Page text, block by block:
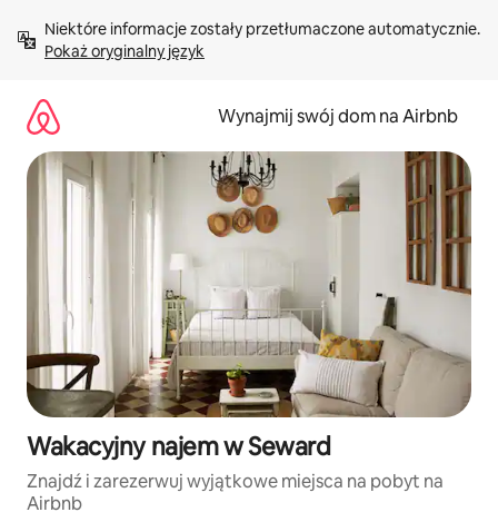
treści Pokaż oryginalny język
Wynajmij swój dom na Airbnb
Wakacyjny najem w Seward
Znajdź i zarezerwuj wyjątkowe miejsca na pobyt na
Airbnb